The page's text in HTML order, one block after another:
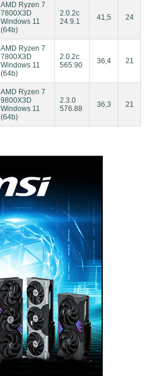
AMD Ryzen 7
7800X3D
Windows 11
(64b)
2.0.2c
24.9.1
41,5 24
AMD Ryzen 7
7800X3D
Windows 11
(64b)
2.0.2c
565.90
36,4 21
AMD Ryzen 7
9800X3D
Windows 11
(64b)
2.3.0
576.88
36,3 21